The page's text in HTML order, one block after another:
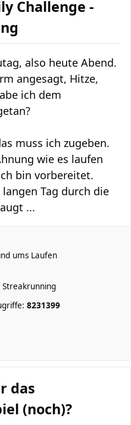
Challenge -
also heute Abend.
angesagt, Hitze,
ich dem
muss ich zugeben.
wie es laufen
bin vorbereitet.
Tag durch die
...
ums Laufen
Streakrunning
8231399
das
(noch)?